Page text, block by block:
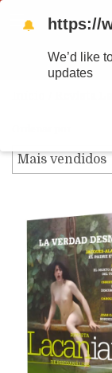
MENU
🔔 https://
We’d like
updates